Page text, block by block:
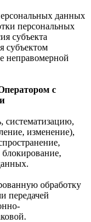
данных
персональных
субъекта
субъектом
неправомерной
с
систематизацию,
изменение),
блокирование,
обработку
передачей